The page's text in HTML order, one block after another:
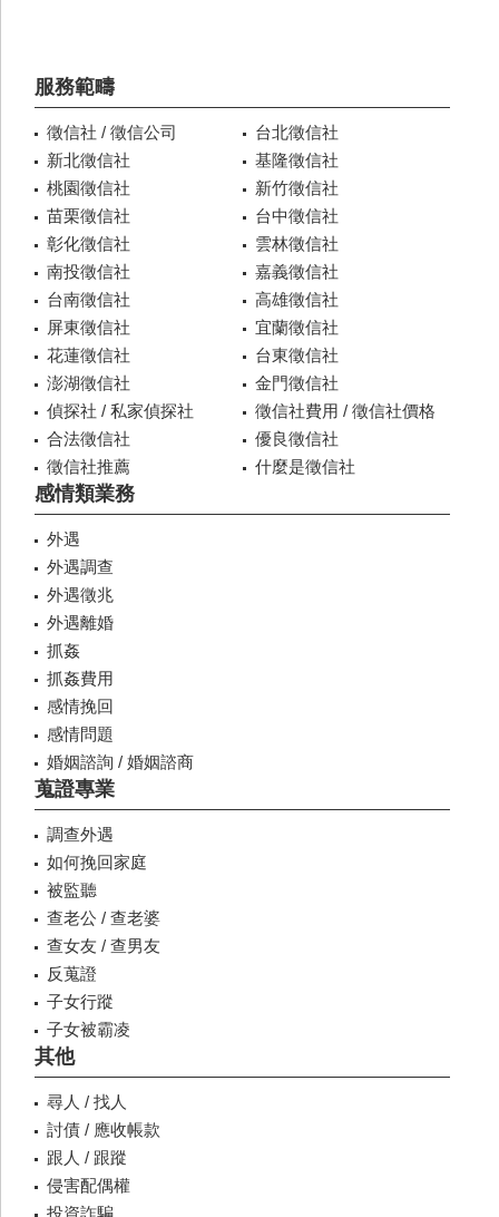
服務範疇
徵信社 / 徵信公司
台北徵信社
新北徵信社
基隆徵信社
桃園徵信社
新竹徵信社
苗栗徵信社
台中徵信社
彰化徵信社
雲林徵信社
南投徵信社
嘉義徵信社
台南徵信社
高雄徵信社
屏東徵信社
宜蘭徵信社
花蓮徵信社
台東徵信社
澎湖徵信社
金門徵信社
偵探社 / 私家偵探社
徵信社費用 / 徵信社價格
合法徵信社
優良徵信社
徵信社推薦
什麼是徵信社
感情類業務
外遇
外遇調查
外遇徵兆
外遇離婚
抓姦
抓姦費用
感情挽回
感情問題
婚姻諮詢 / 婚姻諮商
蒐證專業
調查外遇
如何挽回家庭
被監聽
查老公 / 查老婆
查女友 / 查男友
反蒐證
子女行蹤
子女被霸凌
其他
尋人 / 找人
討債 / 應收帳款
跟人 / 跟蹤
侵害配偶權